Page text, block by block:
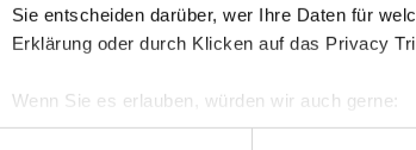
Sie entscheiden darüber, wer Ihre Daten für
Erklärung oder durch Klicken auf das Privacy
Wenn Sie es erlauben, würden wir auch gerne:
Informationen über Ihre geografische Lage